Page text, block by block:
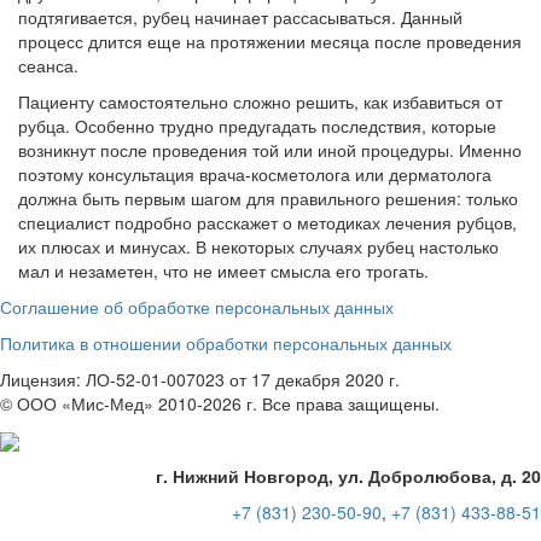
подтягивается, рубец начинает рассасываться. Данный
процесс длится еще на протяжении месяца после проведения
сеанса.
Пациенту самостоятельно сложно решить, как избавиться от
рубца. Особенно трудно предугадать последствия, которые
возникнут после проведения той или иной процедуры. Именно
поэтому консультация врача-косметолога или дерматолога
должна быть первым шагом для правильного решения: только
специалист подробно расскажет о методиках лечения рубцов,
их плюсах и минусах. В некоторых случаях рубец настолько
мал и незаметен, что не имеет смысла его трогать.
Соглашение об обработке персональных данных
Политика в отношении обработки персональных данных
Лицензия: ЛО-52-01-007023 от 17 декабря 2020 г.
© ООО «Мис-Мед» 2010-2026 г. Все права защищены.
г. Нижний Новгород, ул. Добролюбова, д. 20
+7 (831) 230-50-90, +7 (831) 433-88-51